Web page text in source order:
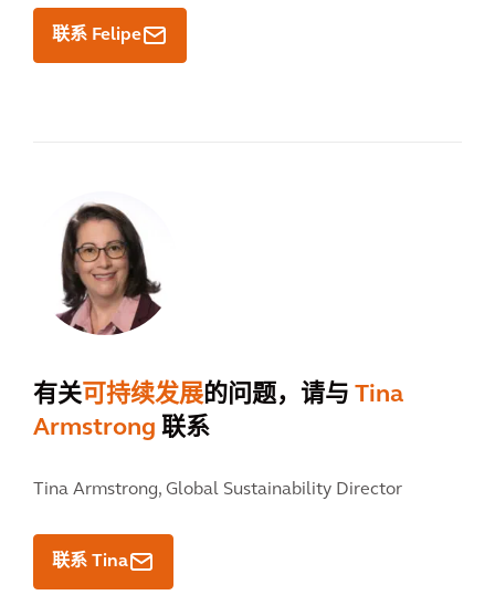
联系 Felipe
有关可持续发展的问题，请与 Tina
Armstrong 联系
Tina Armstrong, Global Sustainability Director
联系 Tina